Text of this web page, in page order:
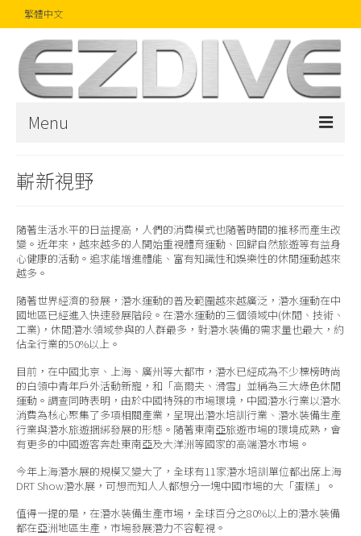
繁體中文
Menu
首頁
文章
精品
攝影比賽
話題焦點
關於我們
嶄新視野
隨著生活水平的日益提高，人們的消費模式也隨著時間的推移而產生改
變。近年來，越來越多的人開始重視體育運動、回歸自然旅遊等有益身
心健康的活動。追求能增進體能、富有知識性和娛樂性的休閒運動越來
越多。
隨著世界經濟的發展，潛水運動的普及範圍越來越廣泛，潛水運動在中
國地區已經進入快速發展階段。在潛水運動的三個領域中(休閒、技術、
工業)，休閒潛水領域參與的人群最多，對潛水裝備的需求量也最大，約
佔全行業的50%以上。
目前，在中國北京、上海、廣州等大都市，潛水已經成為不少標榜時尚
的白領中青年戶外活動新寵，和「高爾夫、滑雪」並稱為三大綠色休閒
運動。調查同時表明，由於中國特殊的市場環境，中國潛水行業以潛水
消費為核心聚集了多項相關產業，呈現出潛水培訓行業、潛水裝備生產
行業與潛水旅遊捆綁發展的形態。隨著東南亞旅遊市場的環境成熟，會
有更多的中國遊客奔赴東南亞及大洋洲等國家的高端潛水市場。
今年上海潛水展的規模又變大了，全球有11家潛水培訓單位都出席上海
DRT Show潛水展，可想而知人人都想分一塊中國市場的大「蛋糕」。
值得一提的是，在潛水裝備生產市場，全球百分之80%以上的潛水裝備
都在亞洲地區生產，市場發展潛力不容輕視。